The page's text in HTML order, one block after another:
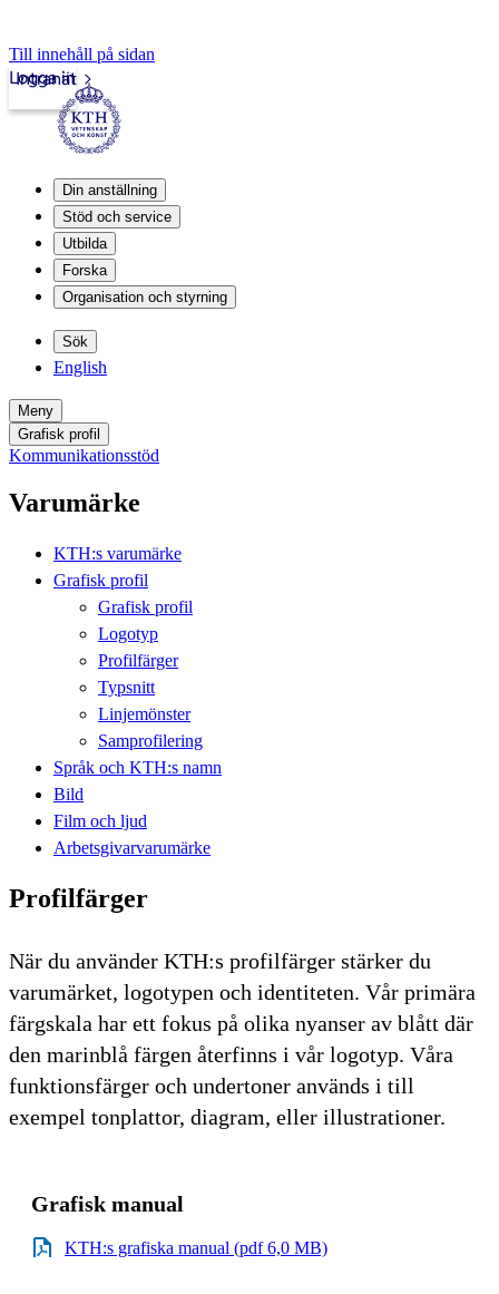
Till innehåll på sidan
Intranät
Logga in
Din anställning
Stöd och service
Utbilda
Forska
Organisation och styrning
Sök
English
Meny
Grafisk profil
Kommunikationsstöd
Varumärke
KTH:s varumärke
Grafisk profil
Grafisk profil
Logotyp
Profilfärger
Typsnitt
Linjemönster
Samprofilering
Språk och KTH:s namn
Bild
Film och ljud
Arbetsgivarvarumärke
Profilfärger
När du använder KTH:s profilfärger stärker du
varumärket, logotypen och identiteten. ​Vår primära
färgskala har ett fokus på olika nyanser av blått där
den marinblå färgen återfinns i vår logotyp. Våra
funktionsfärger och undertoner används i till
exempel tonplattor, diagram, eller illustrationer.
Grafisk manual
KTH:s grafiska manual (pdf 6,0 MB)